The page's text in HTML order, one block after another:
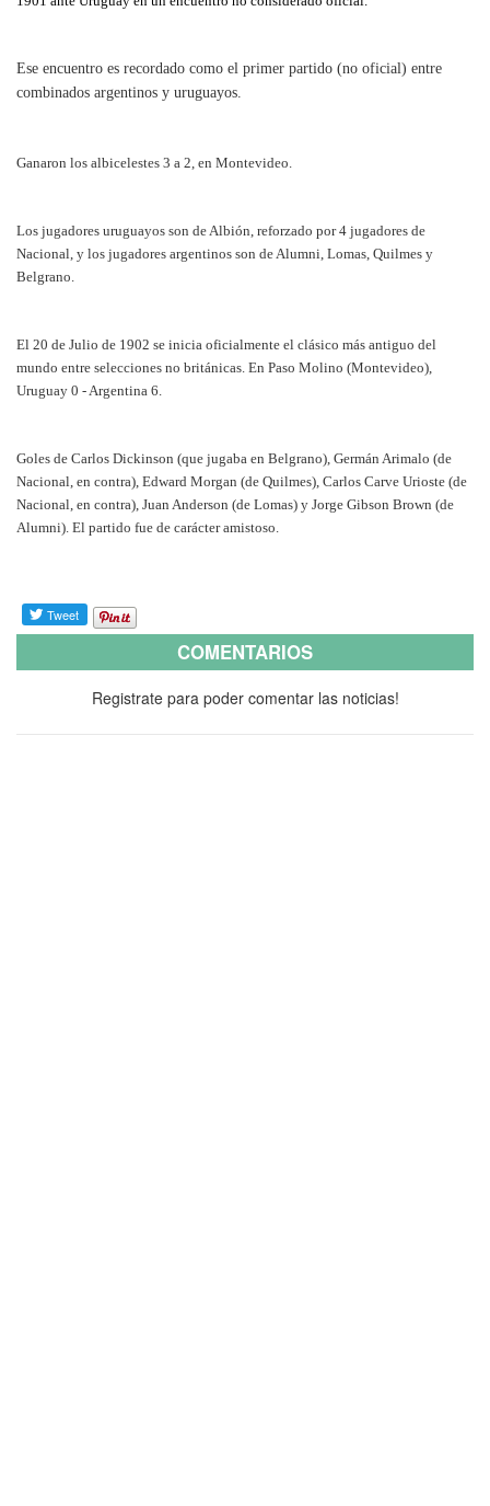
Ese encuentro es recordado como el primer partido (no oficial) entre
combinados argentinos y uruguayos.
Ganaron los albicelestes 3 a 2, en Montevideo.
Los jugadores uruguayos son de Albión, reforzado por 4 jugadores de
Nacional, y los jugadores argentinos son de Alumni, Lomas, Quilmes y
Belgrano.
El 20 de Julio de 1902 se inicia oficialmente el clásico más antiguo del
mundo entre selecciones no británicas. En Paso Molino (Montevideo),
Uruguay 0 - Argentina 6.
Goles de Carlos Dickinson (que jugaba en Belgrano), Germán Arimalo (de
Nacional, en contra), Edward Morgan (de Quilmes), Carlos Carve Urioste (de
Nacional, en contra), Juan Anderson (de Lomas) y Jorge Gibson Brown (de
Alumni). El partido fue de carácter amistoso.
COMENTARIOS
Registrate para poder comentar las noticias!